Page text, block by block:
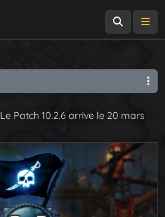
Le Patch 10.2.6 arrive le 20 mars